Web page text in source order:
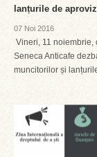
lanțurile de
07 Noi 2016
Vineri, 11 noiembrie,
Seneca Anticafe
muncitorilor și